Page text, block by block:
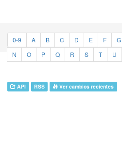
0-9 A B C D E F G
N
O P Q R S T U
API RSS Ver cambios recientes